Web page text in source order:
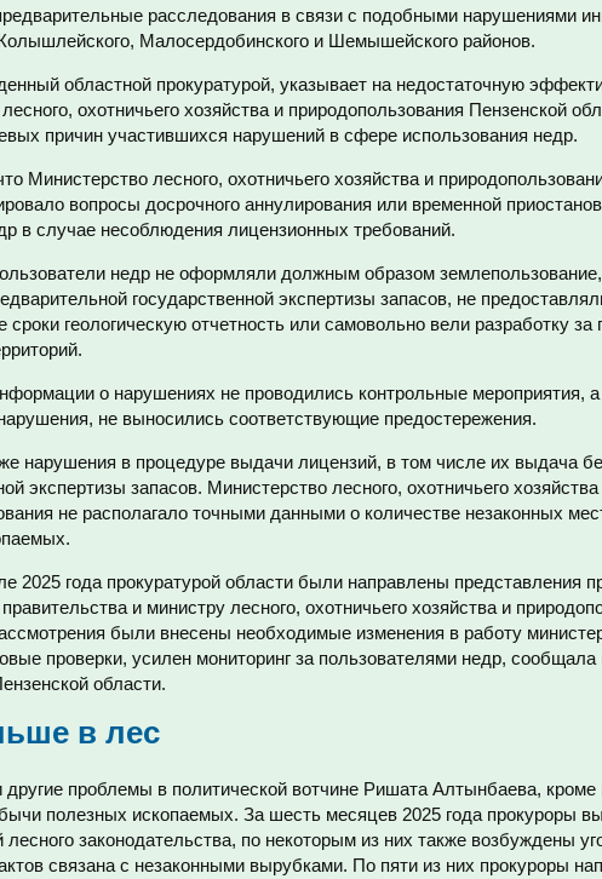
расследования в связи с подобными нарушениями
Малосердобинского и Шемышейского районов.
областной прокуратурой, указывает на недостаточную
охотничьего хозяйства и природопользования Пензенской
причин участившихся нарушений в сфере использования недр.
Министерство лесного, охотничьего хозяйства и
вопросы досрочного аннулирования или временной
в случае несоблюдения лицензионных требований.
недр не оформляли должным образом
государственной экспертизы запасов, не
сроки геологическую отчетность или самовольно вели разработку
о нарушениях не проводились контрольные мероприятия,
не выносились соответствующие предостережения.
нарушения в процедуре выдачи лицензий, в том числе их выдача
экспертизы запасов. Министерство лесного, охотничьего хозяйства
не располагало точными данными о количестве незаконных
2025 года прокуратурой области были направлены представления
правительства и министру лесного, охотничьего хозяйства и
были внесены необходимые изменения в работу
проверки, усилен мониторинг за пользователями недр,
области.
в лес
другие проблемы в политической вотчине Ришата Алтынбаева, кроме
полезных ископаемых. За шесть месяцев 2025 года прокуроры
лесного законодательства, по некоторым из них также возбуждены
связана с незаконными вырубками. По пяти из них прокуроры